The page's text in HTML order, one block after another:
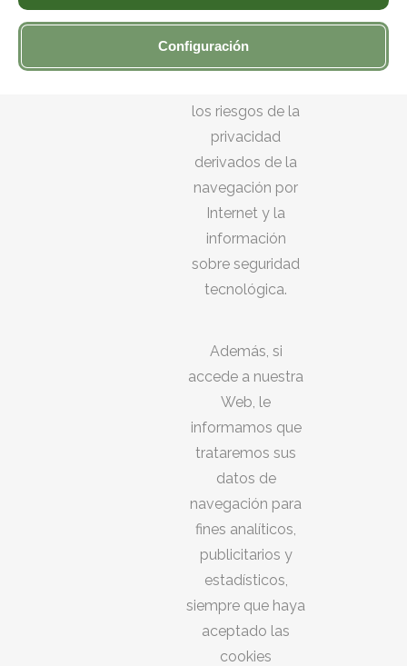
sobre
los riesgos de la
privacidad
derivados de la
navegación por
Internet y la
información
sobre seguridad
tecnológica.
Además, si
accede a nuestra
Web, le
informamos que
trataremos sus
datos de
navegación para
fines analíticos,
publicitarios y
estadísticos,
siempre que haya
aceptado las
cookies
Configuración